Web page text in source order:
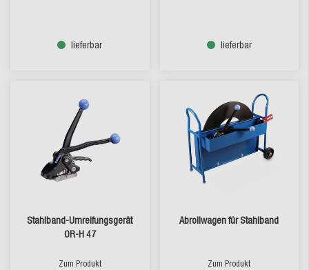
lieferbar lieferbar
Stahlband-Umreifungsgerät
OR-H 47
Zum Produkt
Abrollwagen für Stahlband
Zum Produkt